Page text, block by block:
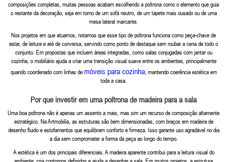
composições completas, muitas pessoas acabam escolhendo a poltrona como o elemento que guia
o restante da decoração, seja em torno de um sofá neutro, de um tapete mais ousado ou de uma
mesa lateral marcante.
Nos projetos em que atuamos, notamos que esse tipo de poltrona funciona como peça-chave de
estar, de leitura e até de conversa, servindo como ponto de destaque sem roubar a cena de todo o
conjunto. Em propostas que incluem áreas integradas, como salas conjugadas com jantar ou
cozinha, o mobiliário ajuda a criar uma transição visual suave entre os ambientes, principalmente
quando coordenado com linhas de móveis para cozinha, mantendo coerência estética em
toda a casa.
Por que investir em uma poltrona de madeira para a sala
Uma boa poltrona não é apenas um assento a mais, mas sim um recurso de composição altamente
estratégico. Na Artmobilia, as estruturas são bem dimensionadas, com braços em madeira de
desenho fluido e estofamentos que equilibram conforto e firmeza. Isso garante uso agradável no dia
a dia sem comprometer a forma da peça ao longo do tempo.
A estética é um dos principais diferenciais. A madeira aparente contribui para a leitura visual do